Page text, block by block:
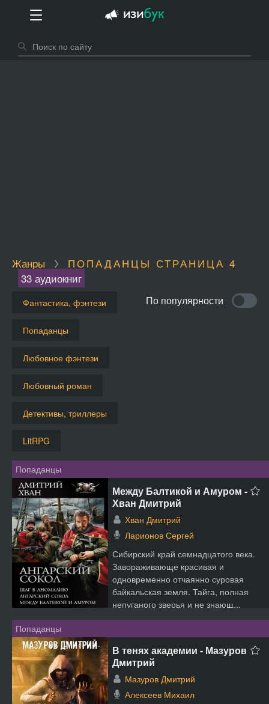
Жанры
ПОПАДАНЦЫ СТРАНИЦА 4
33 аудиокниг
Фантастика, фэнтези
Попаданцы
Любовное фэнтези
Любовный роман
Детективы, триллеры
LitRPG
По популярности
Попаданцы
Между Балтикой и Амуром -
Хван Дмитрий
Хван Дмитрий
Ларионов Сергей
Сибирский край семнадцатого века.
Завораживающе красивая и
одновременно отчаянно суровая
байкальская земля. Тайга, полная
непуганого зверья и не знающ...
Попаданцы
В тенях академии - Мазуров
Дмитрий
Мазуров Дмитрий
Алексеев Михаил